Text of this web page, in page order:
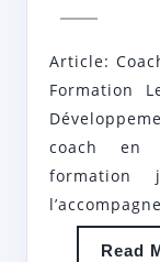
Article:
Formation
coach en
Read